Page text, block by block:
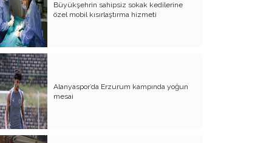
Atalay olayı; yargıyı yönetenlerin
darbesidir!..
CHP’de ne değişti?
Eğitim Sisteminde Sorunlar ve Çözüm
Önerileri
Cumhuriyet’in 100. Yılı ve AB İlişkileri
Şehitler üzerinden siyaset!..
Büyükşehrin sahipsiz sokak kedilerine
özel mobil kısırlaştırma hizmeti
Alanyaspor’da Erzurum kampında yoğun
mesai